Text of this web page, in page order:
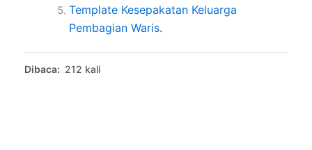
Template Kesepakatan Keluarga
Pembagian Waris.
Dibaca: 212 kali